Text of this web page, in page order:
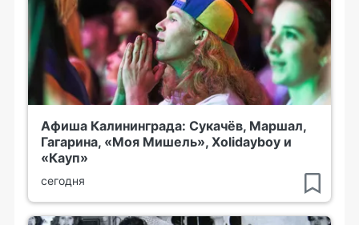
Афиша Калининграда: Сукачёв, Маршал,
Гагарина, «Моя Мишель», Xolidayboy и
«Кауп»
сегодня